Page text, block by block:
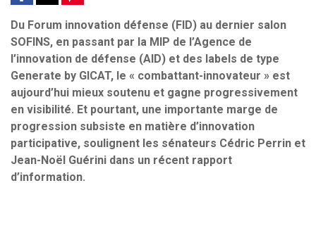
Du Forum innovation défense (FID) au dernier salon
SOFINS, en passant par la MIP de l’Agence de
l’innovation de défense (AID) et des labels de type
Generate by GICAT, le « combattant-innovateur » est
aujourd’hui mieux soutenu et gagne progressivement
en visibilité. Et pourtant, une importante marge de
progression subsiste en matière d’innovation
participative, soulignent les sénateurs Cédric Perrin et
Jean-Noël Guérini dans un récent rapport
d’information.